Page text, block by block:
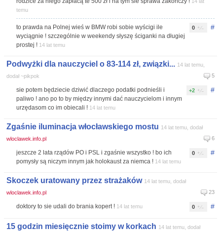
temu
#
0
to prawda na Polnej wieś w BMW robi sobie wyścigi ile
wyciągnie ! szczególnie w weekendy słyszę ściganki na długiej
prostej ! 14 lat temu
Podwyżki dla nauczyciel o 83-114 zł, związki... 14 lat temu,
dodał ~pikpok
5
#
+2
sie potem będziecie dziwić dlaczego podatki podnieśli i
paliwo ! ano po to by między innymi dać nauczycielom i innym
urzędasom co im obiecali ! 14 lat temu
Zgaśnie iluminacja włocławskiego mostu 14 lat temu, dodał
wloclawek.info.pl
6
#
0
jeszcze 2 lata rządów PO i PSL i zgaśnie wszystko ! bo ich
pomysły są niczym innym jak holokaust za niemca ! 14 lat temu
Skoczek uratowany przez strażaków 14 lat temu, dodał
wloclawek.info.pl
23
#
0
doktory to sie udali do brania kopert ! 14 lat temu
15 godzin miesięcznie stoimy w korkach 14 lat temu, dodał